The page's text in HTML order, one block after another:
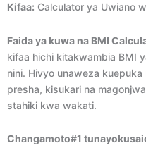
out
5
Kifaa: Calculator ya Uwiano
Faida ya kuwa na BMI
kifaa hichi kitakwambia BMI
nini. Hivyo unaweza
presha, kisukari na
stahiki kwa wakati.
Changamoto#1